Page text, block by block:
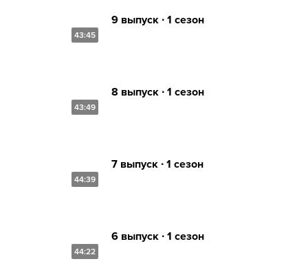
43:45
9 выпуск ∙ 1 сезон
43:49
8 выпуск ∙ 1 сезон
44:39
7 выпуск ∙ 1 сезон
44:22
6 выпуск ∙ 1 сезон